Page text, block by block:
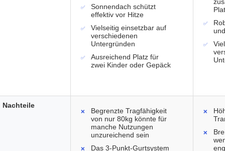
Sonnendach schützt
effektiv vor Hitze
Vielseitig einsetzbar auf
verschiedenen
Untergründen
Ausreichend Platz für
zwei Kinder oder Gepäck
Begrenzte Tragfähigkeit
von nur 80kg könnte für
manche Nutzungen
unzureichend sein
Das 3-Punkt-Gurtsystem
Nachteile